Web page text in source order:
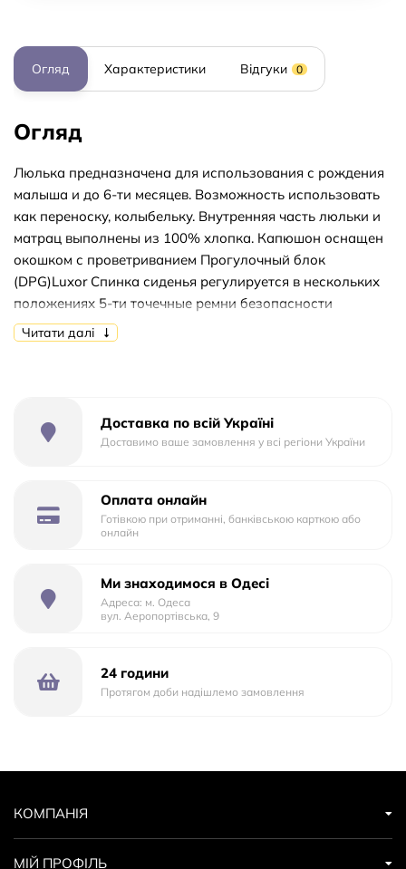
Огляд Характеристики Відгуки 0
Огляд
Люлька предназначена для использования с рождения
малыша и до 6-ти месяцев. Возможность использовать
как переноску, колыбельку. Внутренняя часть люльки и
матрац выполнены из 100% хлопка. Капюшон оснащен
окошком с проветриванием Прогулочный блок
(DPG)Luxor Спинка сиденья регулируется в нескольких
положениях 5-ти точечные ремни безопасности
оснащены мягкими накладками Бампер регулируется и
снимается при необходимости, регулируемая подножка
возможностью фиксации Центральний гальмо М'які
Paradiso Group Шасі Люлька Прогулянковий блок Чохол
для ніжок Сумка для мами
Читати далі
Доставка по всій Україні
Доставимо ваше замовлення у всі регіони України
Оплата онлайн
Готівкою при отриманні, банківською карткою або
онлайн
Ми знаходимося в Одесі
Адреса: м. Одеса
вул. Аеропортівська, 9
24 години
Протягом доби надішлемо замовлення
КОМПАНІЯ
МІЙ ПРОФІЛЬ